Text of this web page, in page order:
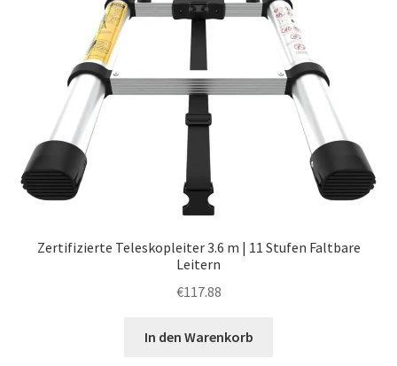
Zertifizierte Teleskopleiter 3.6 m | 11 Stufen Faltbare
Leitern
€117.88
In den Warenkorb